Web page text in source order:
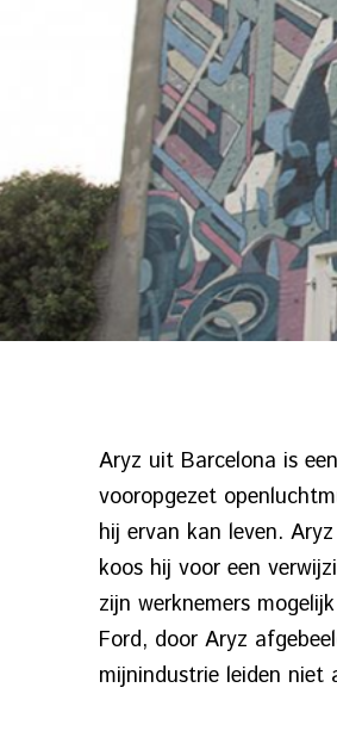
Aryz uit Barcelona is
vooropgezet
hij ervan kan leven.
koos hij voor een
zijn werknemers
Ford, door Aryz
mijnindustrie leiden